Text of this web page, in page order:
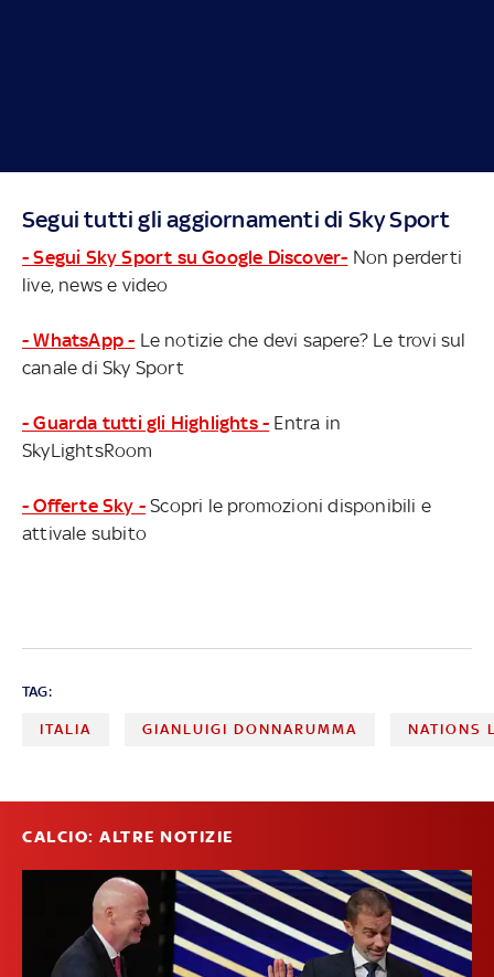
Segui tutti gli aggiornamenti di Sky Sport
- Segui Sky Sport su Google Discover- Non perderti
live, news e video
- WhatsApp - Le notizie che devi sapere? Le trovi sul
canale di Sky Sport
- Guarda tutti gli Highlights - Entra in
SkyLightsRoom
- Offerte Sky - Scopri le promozioni disponibili e
attivale subito
TAG:
ITALIA GIANLUIGI DONNARUMMA NATIONS
CALCIO: ALTRE NOTIZIE